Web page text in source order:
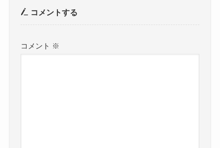
コメントする
コメント ※